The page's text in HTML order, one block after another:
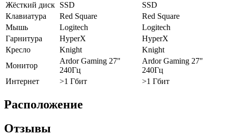
Жёсткий диск SSD
SSD
Клавиатура
Red Square
Red Square
Мышь
Logitech
Logitech
Гарнитура
HyperX
HyperX
Кресло
Knight
Knight
Монитор
Ardor Gaming 27"
240Гц
Ardor Gaming 27"
240Гц
Интернет
>1 Гбит >1 Гбит
Расположение
Отзывы